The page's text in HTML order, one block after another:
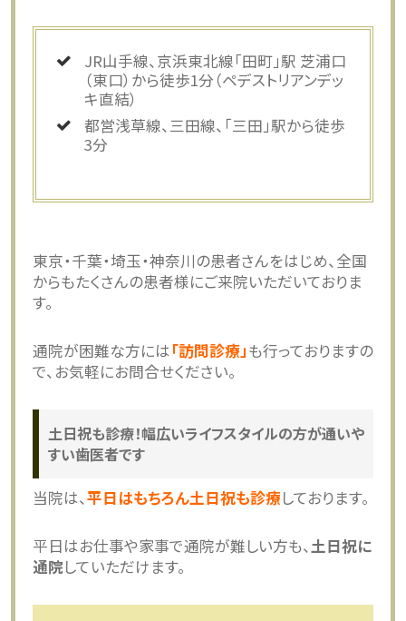
JR山手線、京浜東北線「田町」駅 芝浦口
（東口）から徒歩1分（ペデストリアンデッ
キ直結）
都営浅草線、三田線、「三田」駅から徒歩
3分
東京・千葉・埼玉・神奈川の患者さんをはじめ、全国
からもたくさんの患者様にご来院いただいておりま
す。
通院が困難な方には「訪問診療」も行っておりますの
で、お気軽にお問合せください。
土日祝も診療！幅広いライフスタイルの方が通いや
すい歯医者です
当院は、平日はもちろん土日祝も診療しております。
平日はお仕事や家事で通院が難しい方も、土日祝に
通院していただけます。